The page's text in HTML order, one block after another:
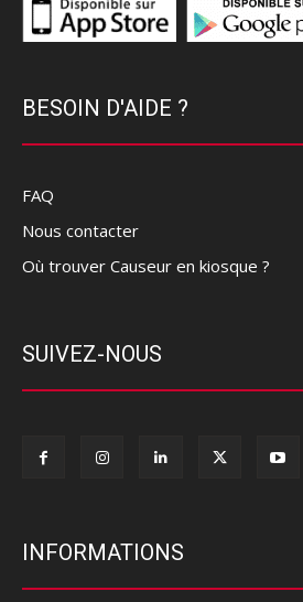
BESOIN D'AIDE ?
FAQ
Nous contacter
Où trouver Causeur en kiosque ?
SUIVEZ-NOUS
INFORMATIONS